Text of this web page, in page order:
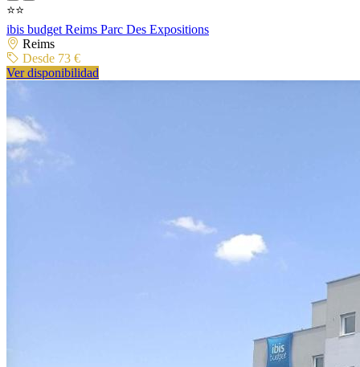
⭐⭐
ibis budget Reims Parc Des Expositions
Reims
Desde 73 €
Ver disponibilidad